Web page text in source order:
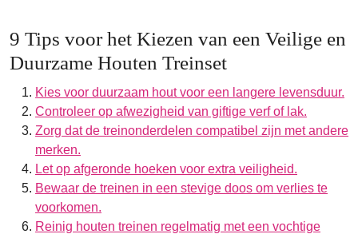
9 Tips voor het Kiezen van een Veilige en
Duurzame Houten Treinset
Kies voor duurzaam hout voor een langere levensduur.
Controleer op afwezigheid van giftige verf of lak.
Zorg dat de treinonderdelen compatibel zijn met andere
merken.
Let op afgeronde hoeken voor extra veiligheid.
Bewaar de treinen in een stevige doos om verlies te
voorkomen.
Reinig houten treinen regelmatig met een vochtige